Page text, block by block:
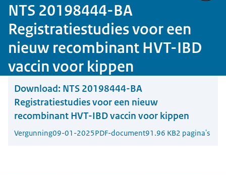
NTS 20198444-BA
Registratiestudies voor een
nieuw recombinant HVT-IBD
vaccin voor kippen
Download: NTS 20198444-BA
Registratiestudies voor een nieuw
recombinant HVT-IBD vaccin voor kippen
Vergunning09-01-2025PDF-document91.96 KB2 pagina's